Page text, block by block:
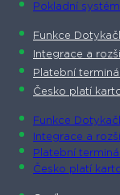
Pokladní
Funkce
Integrace a
Platební
Česko platí
Funkce
Integrace a
Platební
Česko platí